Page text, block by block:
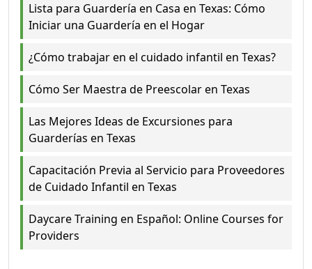
Lista para Guardería en Casa en Texas: Cómo
Iniciar una Guardería en el Hogar
¿Cómo trabajar en el cuidado infantil en Texas?
Cómo Ser Maestra de Preescolar en Texas
Las Mejores Ideas de Excursiones para
Guarderías en Texas
Capacitación Previa al Servicio para Proveedores
de Cuidado Infantil en Texas
Daycare Training en Español: Online Courses for
Providers